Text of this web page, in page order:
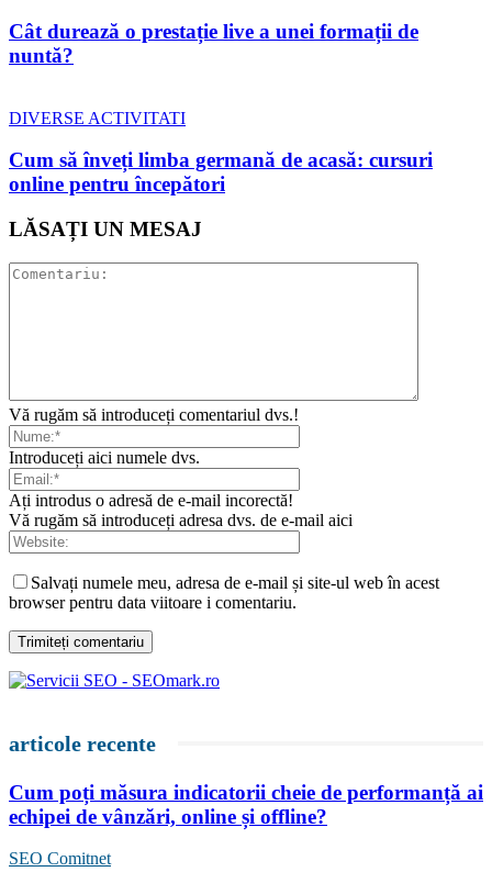
Cât durează o prestație live a unei formații de
nuntă?
DIVERSE ACTIVITATI
Cum să înveți limba germană de acasă: cursuri
online pentru începători
LĂSAȚI UN MESAJ
Vă rugăm să introduceți comentariul dvs.!
Introduceți aici numele dvs.
Ați introdus o adresă de e-mail incorectă!
Vă rugăm să introduceți adresa dvs. de e-mail aici
Salvați numele meu, adresa de e-mail și site-ul web în acest
browser pentru data viitoare i comentariu.
articole recente
Cum poți măsura indicatorii cheie de performanță ai
echipei de vânzări, online și offline?
SEO Comitnet